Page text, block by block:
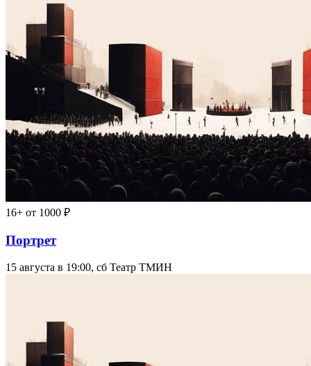
16+ от 1000 ₽
Портрет
15 августа в 19:00, сб Театр ТМИН